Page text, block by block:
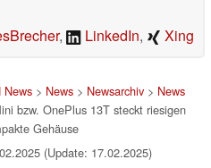
, LinkedIn, Xing
News> News> Newsarchiv> News
bzw. OnePlus 13T steckt riesigen
Gehäuse
(Update: 17.02.2025)